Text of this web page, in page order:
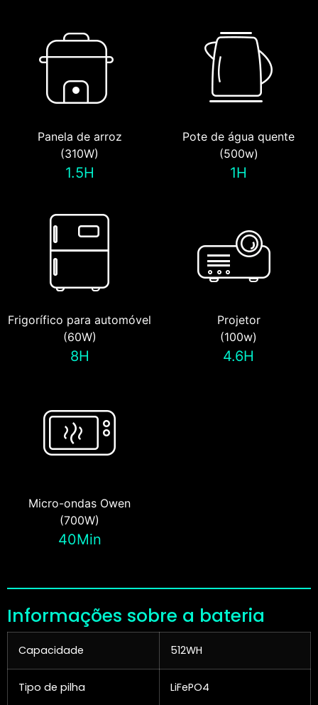
Panela de arroz
(310W)
1.5H
Pote de água quente
(500w)
1H
Frigorífico para automóvel
(60W)
8H
Projetor
(100w)
4.6H
Micro-ondas Owen
(700W)
40Min
Informações sobre a bateria
Capacidade 512WH
Tipo de pilha LiFePO4